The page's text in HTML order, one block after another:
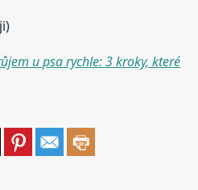
u psa rychle: 3 kroky, které